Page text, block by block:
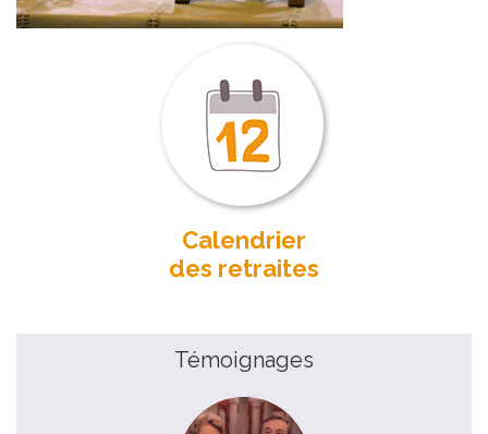
Calendrier
des retraites
Témoignages